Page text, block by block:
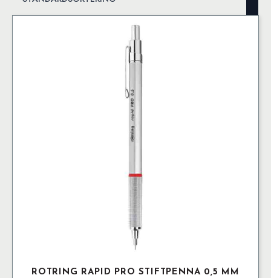
ROTRING RAPID PRO STIFTPENNA 0,5 MM